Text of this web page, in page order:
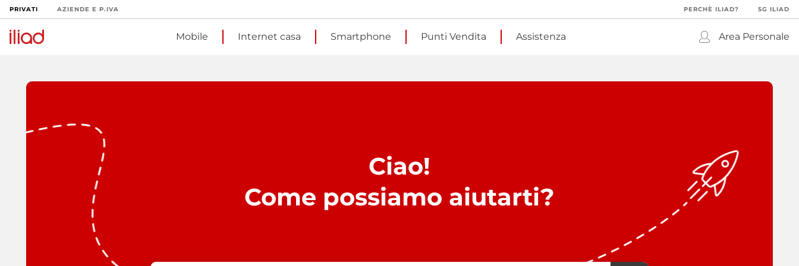
PRIVATI AZIENDE E P.IVA PERCHÈ ILIAD? 5G ILIAD
Mobile Internet casa Smartphone Punti Vendita Assistenza Area Personale
Ciao!
Come possiamo aiutarti?